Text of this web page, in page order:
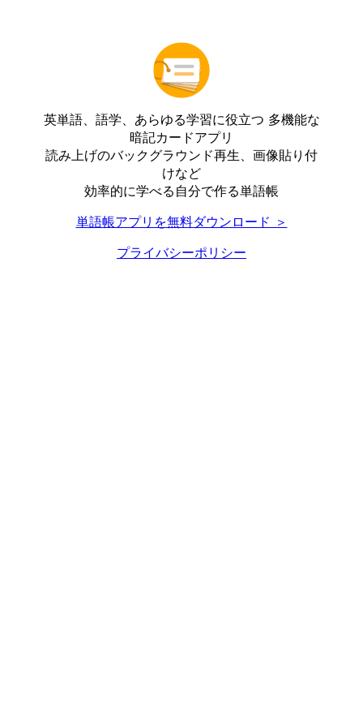
英単語、語学、あらゆる学習に役立つ 多機能な
暗記カードアプリ
読み上げのバックグラウンド再生、画像貼り付
けなど
効率的に学べる自分で作る単語帳
単語帳アプリを無料ダウンロード ＞
プライバシーポリシー